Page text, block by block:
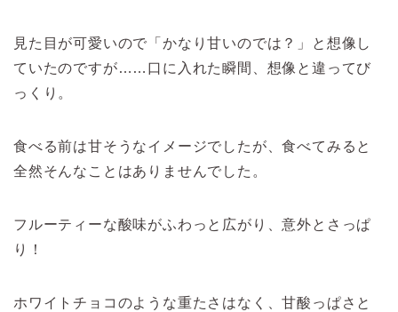
見た目が可愛いので「かなり甘いのでは？」と想像し
ていたのですが……口に入れた瞬間、想像と違ってび
っくり。
食べる前は甘そうなイメージでしたが、食べてみると
全然そんなことはありませんでした。
フルーティーな酸味がふわっと広がり、意外とさっぱ
り！
ホワイトチョコのような重たさはなく、甘酸っぱさと